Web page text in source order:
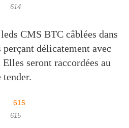
614
CMS BTC câblées dans
perçant délicatement avec
seront raccordées au
tender.
615